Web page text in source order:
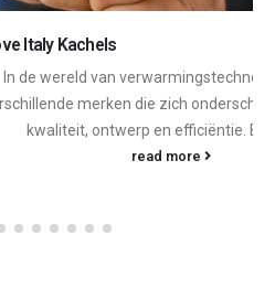
verwarmingstechnologie zijn er
die zich onderscheiden door hun
en efficiëntie. Een van...